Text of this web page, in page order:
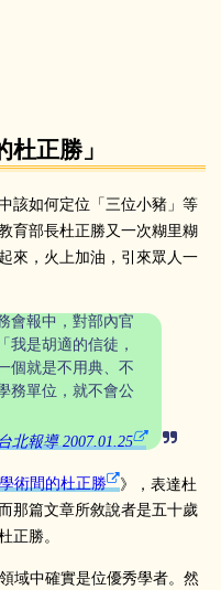
正勝」
該如何定位「三位小豬」等
育部長杜正勝又一次糊里糊
來，火上加油，引來眾人一
會報中，對部內官
我是胡適的信徒，
個就是不用典、不
務單位，就不會公
北報導 2007.01.25
術間的杜正勝
》，表達杜
那篇文章所敘說者是五十歲
正勝。
域中確實是位優秀學者。然